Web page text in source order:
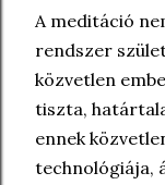
A meditáció
rendszer
közvetlen
tiszta,
ennek
technológiája,